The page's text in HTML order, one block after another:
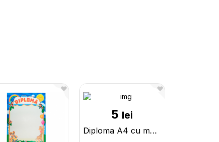
5 lei
Diploma A4 cu margine tricolor U01 albastru deschis,7207310 290287